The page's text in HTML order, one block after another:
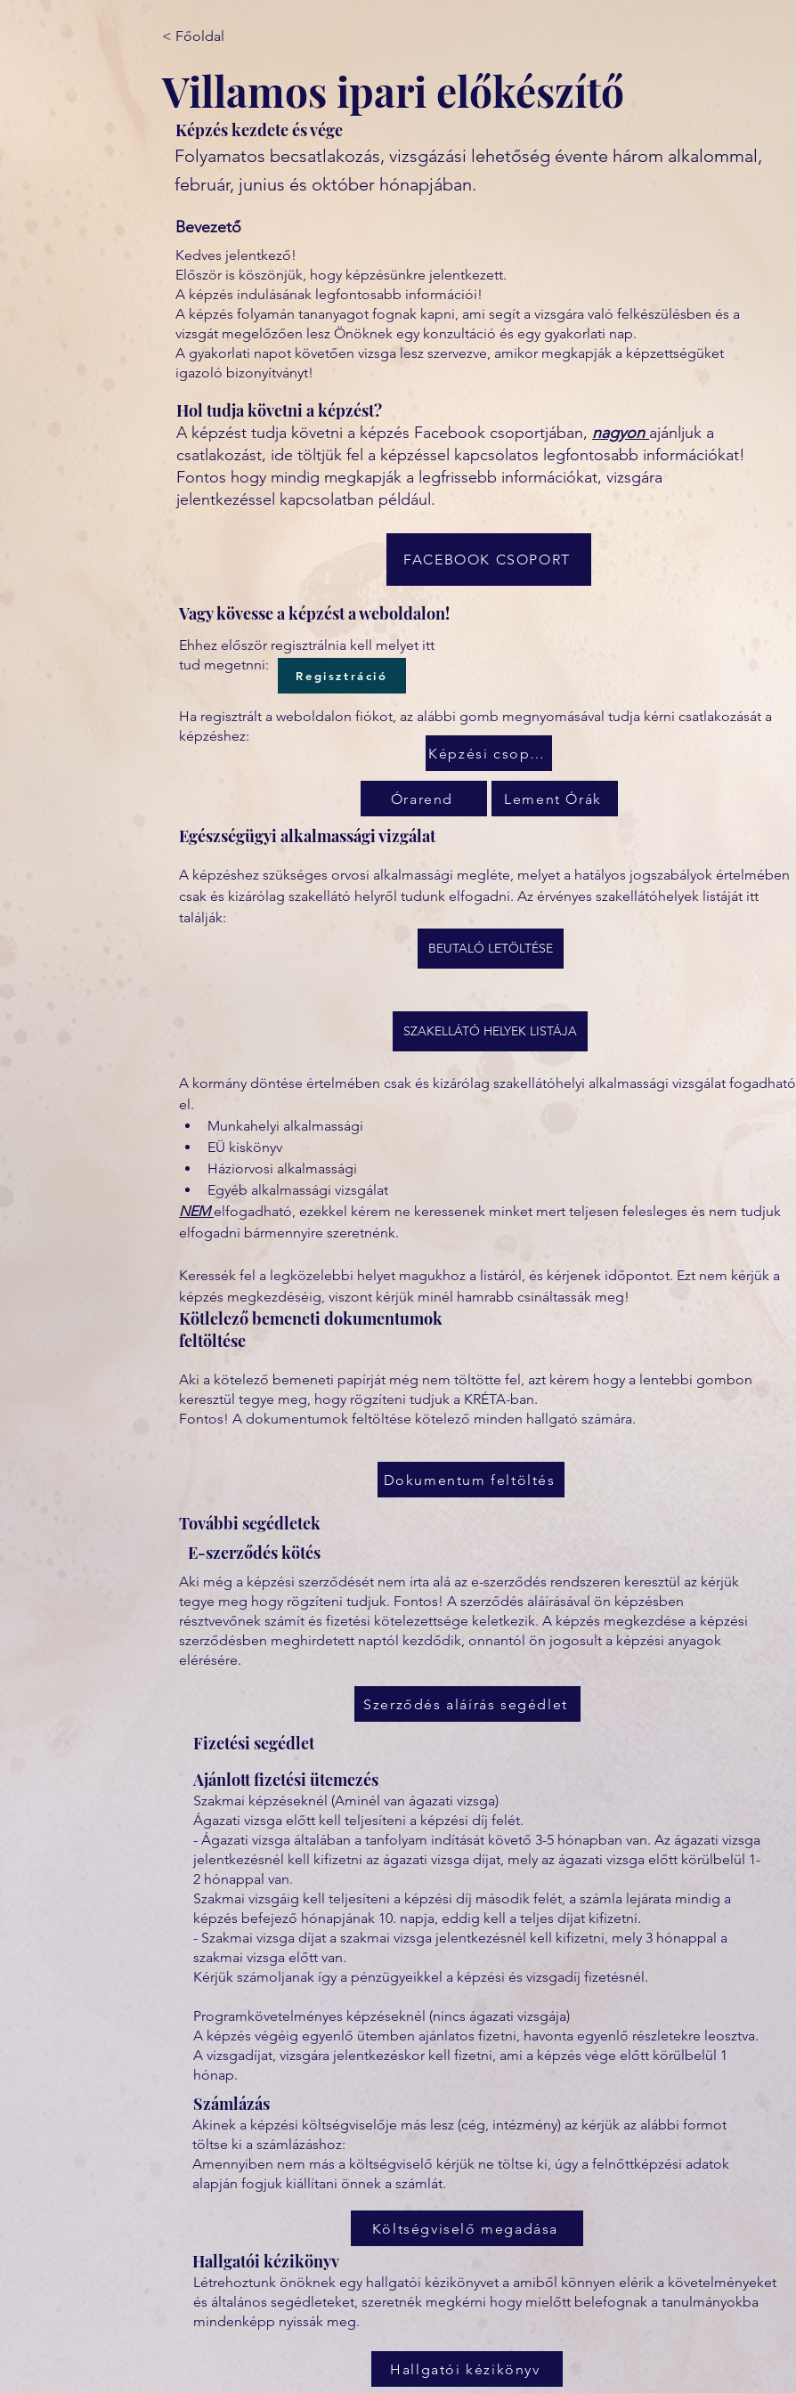
< Főoldal
Villamos ipari előkészítő
Képzés kezdete és vége
Folyamatos becsatlakozás, vizsgázási lehetőség évente három alkalommal,
február, junius és október hónapjában.
Bevezető
Kedves jelentkező!
Először is köszönjük, hogy képzésünkre jelentkezett.
A képzés indulásának legfontosabb információi!
A képzés folyamán tananyagot fognak kapni, ami segít a vizsgára való felkészülésben és a
vizsgát megelőzően lesz Önöknek egy konzultáció és egy gyakorlati nap.
A gyakorlati napot követően vizsga lesz szervezve, amikor megkapják a képzettségüket
igazoló bizonyítványt!
Hol tudja követni a képzést?
A képzést tudja követni a képzés Facebook csoportjában, nagyon ajánljuk a
csatlakozást, ide töltjük fel a képzéssel kapcsolatos legfontosabb információkat!
Fontos hogy mindig megkapják a legfrissebb információkat, vizsgára
jelentkezéssel kapcsolatban például.
FACEBOOK CSOPORT
Vagy kövesse a képzést a weboldalon!
Ehhez először regisztrálnia kell melyet itt
tud megetnni:
Regisztráció
Ha regisztrált a weboldalon fiókot, az alábbi gomb megnyomásával tudja kérni csatlakozását a
képzéshez:
Képzési csoport
Órarend Lement Órák
Egészségügyi alkalmassági vizgálat
A képzéshez szükséges orvosi alkalmassági megléte, melyet a hatályos jogszabályok értelmében
csak és kizárólag szakellátó helyről tudunk elfogadni. Az érvényes szakellátóhelyek listáját itt
találják:
BEUTALÓ LETÖLTÉSE
SZAKELLÁTÓ HELYEK LISTÁJA
A kormány döntése értelmében csak és kizárólag szakellátóhelyi alkalmassági vizsgálat fogadható
el.
Munkahelyi alkalmassági
EÜ kiskönyv
Háziorvosi alkalmassági
Egyéb alkalmassági vizsgálat
NEM elfogadható, ezekkel kérem ne keressenek minket mert teljesen felesleges és nem tudjuk
elfogadni bármennyire szeretnénk.
Keressék fel a legközelebbi helyet magukhoz a listáról, és kérjenek időpontot. Ezt nem kérjük a
képzés megkezdéséig, viszont kérjük minél hamrabb csináltassák meg!
Kötlelező bemeneti dokumentumok
feltöltése
Aki a kötelező bemeneti papírját még nem töltötte fel, azt kérem hogy a lentebbi gombon
keresztül tegye meg, hogy rögzíteni tudjuk a KRÉTA-ban.
Fontos! A dokumentumok feltöltése kötelező minden hallgató számára.
Dokumentum feltöltés
További segédletek
E-szerződés kötés
Aki még a képzési szerződését nem írta alá az e-szerződés rendszeren keresztül az kérjük
tegye meg hogy rögzíteni tudjuk. Fontos! A szerződés aláírásával ön képzésben
résztvevőnek számít és fizetési kötelezettsége keletkezik. A képzés megkezdése a képzési
szerződésben meghirdetett naptól kezdődik, onnantól ön jogosult a képzési anyagok
elérésére.
Szerződés aláírás segédlet
Fizetési segédlet
Ajánlott fizetési ütemezés
Szakmai képzéseknél (Aminél van ágazati vizsga)
Ágazati vizsga előtt kell teljesíteni a képzési díj felét.
- Ágazati vizsga általában a tanfolyam indítását követő 3-5 hónapban van. Az ágazati vizsga
jelentkezésnél kell kifizetni az ágazati vizsga díjat, mely az ágazati vizsga előtt körülbelül 1-
2 hónappal van.
Szakmai vizsgáig kell teljesíteni a képzési díj második felét, a számla lejárata mindig a
képzés befejező hónapjának 10. napja, eddig kell a teljes díjat kifizetni.
- Szakmai vizsga díjat a szakmai vizsga jelentkezésnél kell kifizetni, mely 3 hónappal a
szakmai vizsga előtt van.
Kérjük számoljanak így a pénzügyeikkel a képzési és vizsgadíj fizetésnél.
Programkövetelményes képzéseknél (nincs ágazati vizsgája)
A képzés végéig egyenlő ütemben ajánlatos fizetni, havonta egyenlő részletekre leosztva.
A vizsgadíjat, vizsgára jelentkezéskor kell fizetni, ami a képzés vége előtt körülbelül 1
hónap.
Számlázás
Akinek a képzési költségviselője más lesz (cég, intézmény) az kérjük az alábbi formot
töltse ki a számlázáshoz:
Amennyiben nem más a költségviselő kérjük ne töltse ki, úgy a felnőttképzési adatok
alapján fogjuk kiállítani önnek a számlát.
Költségviselő megadása
Hallgatói kézikönyv
Létrehoztunk önöknek egy hallgatói kézikönyvet a amiből könnyen elérik a követelményeket
és általános segédleteket, szeretnék megkérni hogy mielőtt belefognak a tanulmányokba
mindenképp nyissák meg.
Hallgatói kézikönyv